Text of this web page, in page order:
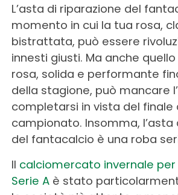
L’asta di riparazione del
momento in cui la tua rosa,
bistrattata, può essere
innesti giusti. Ma anche
rosa, solida e performante
della stagione, può mancare
completarsi in vista del finale
campionato. Insomma, l’asta
del fantacalcio è una roba
Il calciomercato invernale per
Serie Aè stato